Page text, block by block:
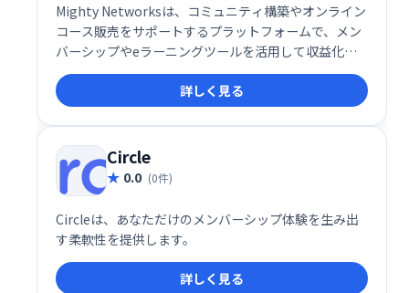
Mighty Networksは、コミュニティ構築やオンライン
コース販売をサポートするプラットフォームで、メン
バーシップやeラーニングツールを活用して収益化が
可能です。
詳しく見る
Circle
0.0 (0件)
Circleは、あなただけのメンバーシップ体験を生み出
す柔軟性を提供します。
詳しく見る